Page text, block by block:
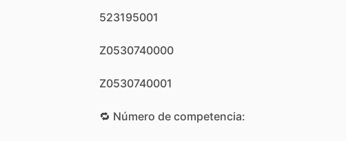
523195001
Z0530740000
Z0530740001
🔁 Número de competencia: